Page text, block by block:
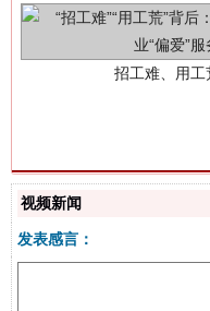
视频新闻
发表感言：